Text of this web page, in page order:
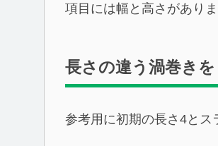
項目には幅と高さがあり
長さの違う渦巻き
参考用に初期の長さ4とス